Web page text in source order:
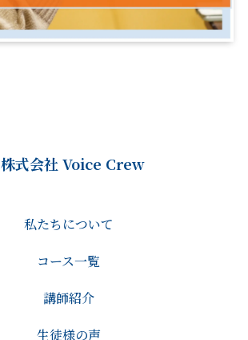
株式会社 Voice Crew
私たちについて
コース一覧
講師紹介
生徒様の声